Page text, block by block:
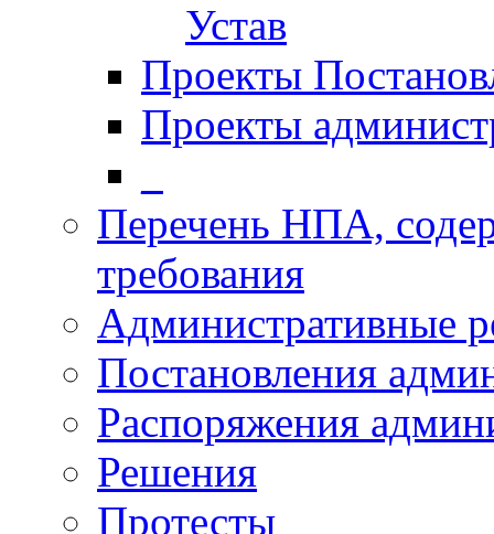
Устав
Проекты
Проекты
Перечень НПА,
требования
Административные
Постановления
Распоряжения
Решения
Протесты